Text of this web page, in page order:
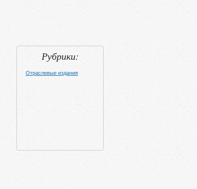
Рубрики:
Отраслевые издания